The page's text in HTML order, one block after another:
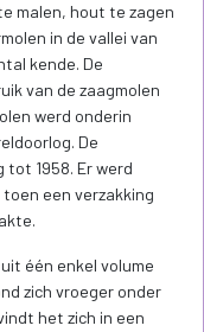
malen, hout te zagen
in de vallei van
kende. De
van de zaagmolen
werd onderin
De
1958. Er werd
een verzakking
één enkel volume
zich vroeger onder
het zich in een